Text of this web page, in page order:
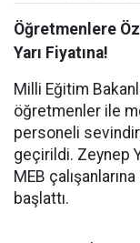
Öğretmenlere
Yarı Fiyatına!
Milli Eğitim
öğretmenler ile
personeli
geçirildi. Zeynep
MEB
başlattı.